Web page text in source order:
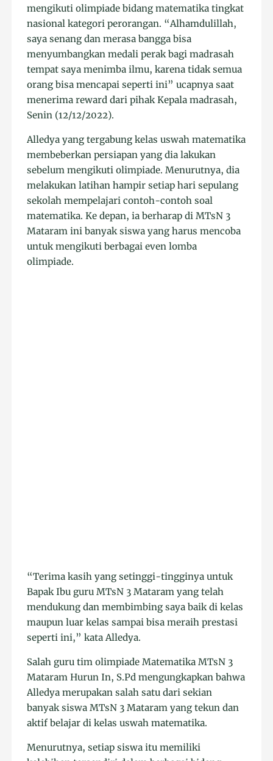
mengikuti olimpiade bidang matematika tingkat
nasional kategori perorangan. “Alhamdulillah,
saya senang dan merasa bangga bisa
menyumbangkan medali perak bagi madrasah
tempat saya menimba ilmu, karena tidak semua
orang bisa mencapai seperti ini” ucapnya saat
menerima reward dari pihak Kepala madrasah,
Senin (12/12/2022).
Alledya yang tergabung kelas uswah matematika
membeberkan persiapan yang dia lakukan
sebelum mengikuti olimpiade. Menurutnya, dia
melakukan latihan hampir setiap hari sepulang
sekolah mempelajari contoh-contoh soal
matematika. Ke depan, ia berharap di MTsN 3
Mataram ini banyak siswa yang harus mencoba
untuk mengikuti berbagai even lomba
olimpiade.
“Terima kasih yang setinggi-tingginya untuk
Bapak Ibu guru MTsN 3 Mataram yang telah
mendukung dan membimbing saya baik di kelas
maupun luar kelas sampai bisa meraih prestasi
seperti ini,” kata Alledya.
Salah guru tim olimpiade Matematika MTsN 3
Mataram Hurun In, S.Pd mengungkapkan bahwa
Alledya merupakan salah satu dari sekian
banyak siswa MTsN 3 Mataram yang tekun dan
aktif belajar di kelas uswah matematika.
Menurutnya, setiap siswa itu memiliki